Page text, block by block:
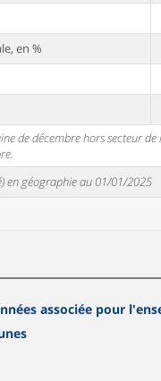
en %
de décembre hors secteur
en géographie au 01/01/2025
associée pour